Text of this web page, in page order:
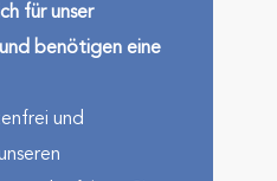
für unser
benötigen eine
und